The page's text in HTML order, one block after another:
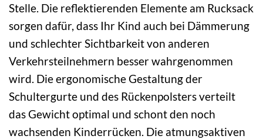
Stelle. Die reflektierenden Elemente am Rucksack
sorgen dafür, dass Ihr Kind auch bei Dämmerung
und schlechter Sichtbarkeit von anderen
Verkehrsteilnehmern besser wahrgenommen
wird. Die ergonomische Gestaltung der
Schultergurte und des Rückenpolsters verteilt
das Gewicht optimal und schont den noch
wachsenden Kinderrücken. Die atmungsaktiven